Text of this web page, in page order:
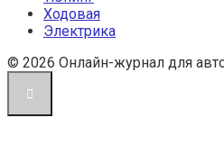
Ходовая
Электрика
© 2026 Онлайн-журнал для